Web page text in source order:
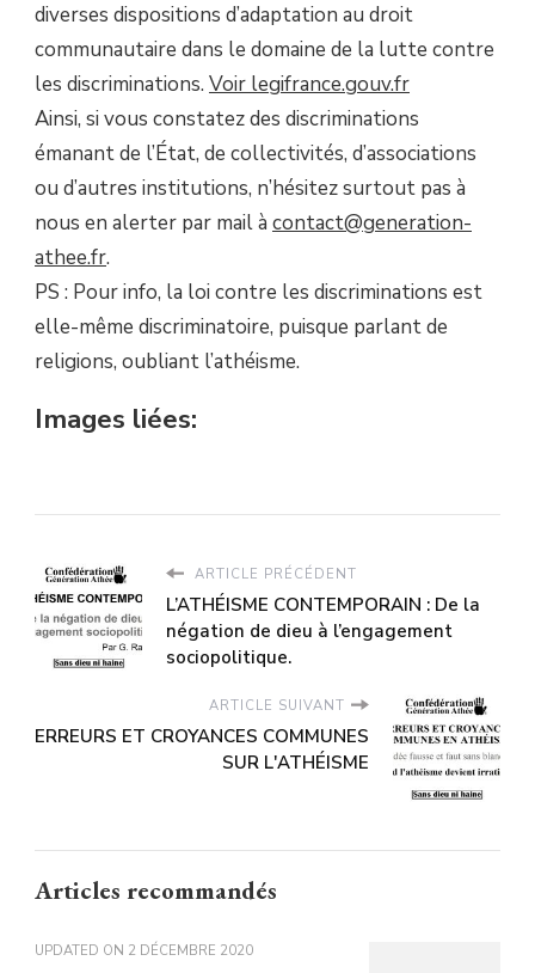
diverses dispositions d’adaptation au droit
communautaire dans le domaine de la lutte contre
les discriminations. Voir legifrance.gouv.fr
Ainsi, si vous constatez des discriminations
émanant de l’État, de collectivités, d’associations
ou d’autres institutions, n’hésitez surtout pas à
nous en alerter par mail à contact@generation-
athee.fr.
PS : Pour info, la loi contre les discriminations est
elle-même discriminatoire, puisque parlant de
religions, oubliant l’athéisme.
Images liées:
ARTICLE PRÉCÉDENT
L’ATHÉISME CONTEMPORAIN : De la
négation de dieu à l’engagement
sociopolitique.
ARTICLE SUIVANT
ERREURS ET CROYANCES COMMUNES
SUR L'ATHÉISME
Articles recommandés
UPDATED ON 2 DÉCEMBRE 2020